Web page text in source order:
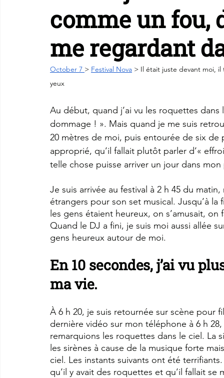
comme un fou,
me regardant
October 7 > Festival Nova > Il était juste devant moi,
yeux
Au début, quand j’ai vu les roquettes
dommage ! ». Mais quand je me suis
20 mètres de moi, puis entourée de six de
approprié, qu’il fallait plutôt parler d’«
telle chose puisse arriver un jour dans mon
Je suis arrivée au festival à 2 h 45 du
étrangers pour son set musical. Jusqu’à
les gens étaient heureux, on s’amusait, on
Quand le DJ a fini, je suis moi aussi allée
gens heureux autour de moi.
En 10 secondes, j’ai vu
ma vie.
À 6 h 20, je suis retournée sur scène pour
dernière vidéo sur mon téléphone à 6 h
remarquions les roquettes dans le ciel. La
les sirènes à cause de la musique forte
ciel. Les instants suivants ont été
qu’il y avait des roquettes et qu’il fallait se